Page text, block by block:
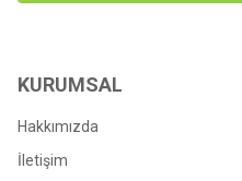
Bu ürüne benzer farklı
KURUMSAL
Hakkımızda
İletişim